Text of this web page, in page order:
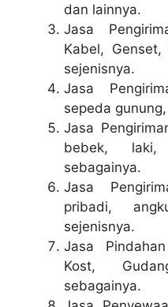
dan lainnya.
Jasa
Kabel,
sejenisnya.
Jasa
sepeda
Jasa
bebek,
sebagainya.
Jasa
pribadi,
sejenisnya.
Jasa
Kost,
sebagainya.